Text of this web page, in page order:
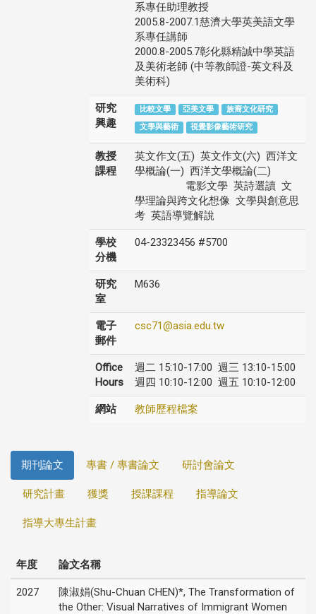
系專任助理教授
2005.8-2007.1慈濟大學英美語文學
系專任講師
2000.8-2005.7彰化縣精誠中學英語
及美術老師 (中等教師證-英文科及
美術科)
研究
興趣
比較文學 亞美文學
族裔文化研究
文學與藝術
視覺影像藝術研究
教授
課程
英文作文(五) 英文作文(六) 西洋文
學概論(一) 西洋文學概論(二)
電影文學 英詩選讀 文
學理論與跨文化想像 文學與創意思
考 英語導覽解說
學校
分機
04-23323456 #5700
研究
室
M636
電子
郵件
csc71@asia.edu.tw
Office
Hours
週二 15:10-17:00 週三 13:10-15:00
週四 10:10-12:00 週五 10:10-12:00
網站 教師歷程檔案
期刊論文 專書 / 專書論文 研討會論文
研究計畫 獲獎 授課課程 指導論文
指導大專生計畫
年度 論文名稱
2027
陳淑娟(Shu-Chuan CHEN)*, The Transformation of
the Other: Visual Narratives of Immigrant Women